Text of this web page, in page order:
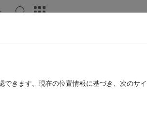
サインインしてこの
サインインし
きます。現在の位置情報に基づき、次のサ